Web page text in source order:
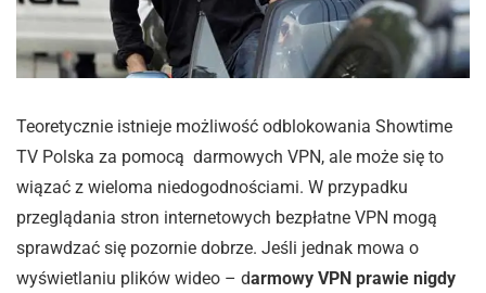
Teoretycznie istnieje możliwość odblokowania Showtime
TV Polska za pomocą darmowych VPN, ale może się to
wiązać z wieloma niedogodnościami. W przypadku
przeglądania stron internetowych bezpłatne VPN mogą
sprawdzać się pozornie dobrze. Jeśli jednak mowa o
wyświetlaniu plików wideo – darmowy VPN prawie nigdy